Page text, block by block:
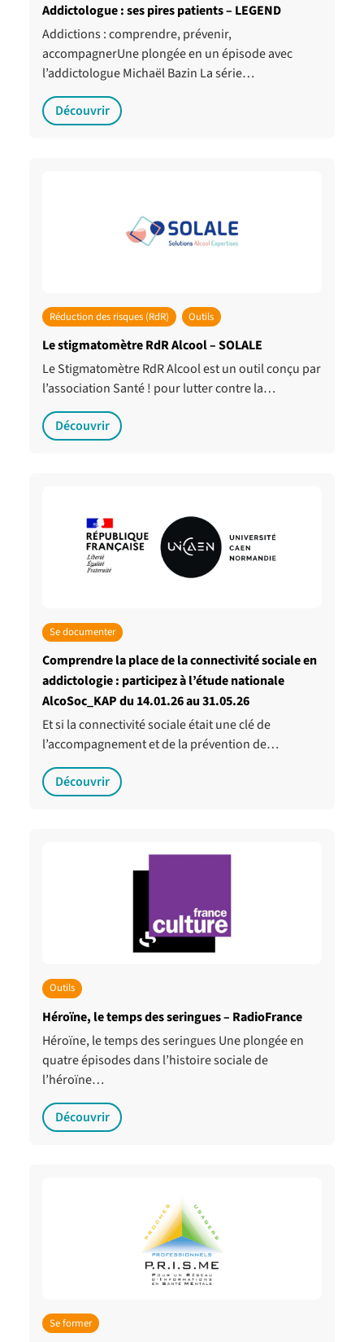
Addictologue : ses pires patients – LEGEND
Addictions : comprendre, prévenir,
accompagnerUne plongée en un épisode avec
l’addictologue Michaël Bazin La série…
Découvrir
Réduction des risques (RdR) Outils
Le stigmatomètre RdR Alcool – SOLALE
Le Stigmatomètre RdR Alcool est un outil conçu par
l’association Santé ! pour lutter contre la…
Découvrir
Se documenter
Comprendre la place de la connectivité sociale en
addictologie : participez à l’étude nationale
AlcoSoc_KAP du 14.01.26 au 31.05.26
Et si la connectivité sociale était une clé de
l’accompagnement et de la prévention de…
Découvrir
Outils
Héroïne, le temps des seringues – RadioFrance
Héroïne, le temps des seringues Une plongée en
quatre épisodes dans l’histoire sociale de
l’héroïne…
Découvrir
Se former